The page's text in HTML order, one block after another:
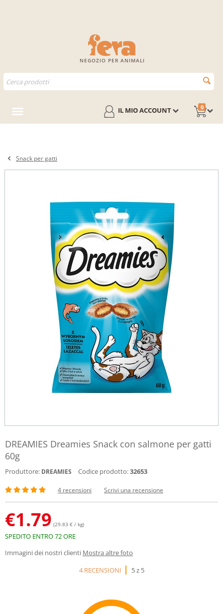
NEGOZIO PER ANIMALI
0
IL MIO ACCOUNT
Snack per gatti
DREAMIES Dreamies Snack con salmone per gatti
60g
Produttore: DREAMIES Codice prodotto:32653
4 recensioni Scrivi una recensione
€1.79 (29.83 € / kg)
SPEDITO ENTRO 72 ORE
Immagini dei nostri clienti Mostra altre foto
4 RECENSIONI
5 z 5